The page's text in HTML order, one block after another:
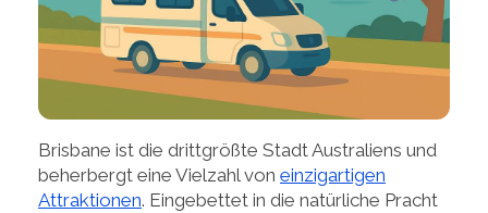
Brisbane ist die drittgrößte Stadt Australiens und
beherbergt eine Vielzahl von einzigartigen
Attraktionen. Eingebettet in die natürliche Pracht